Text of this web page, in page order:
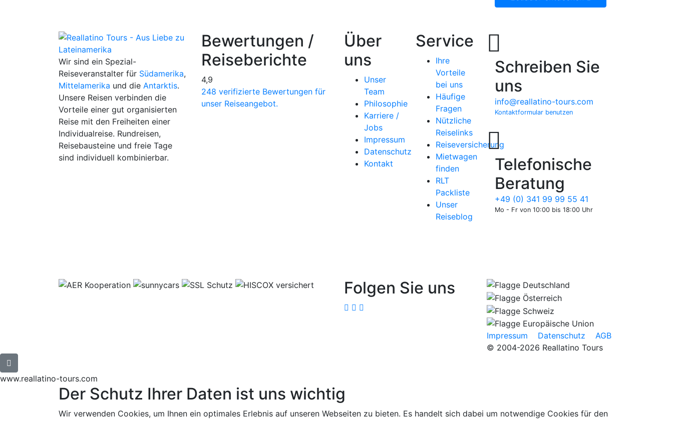
Wir sind ein Spezial-
Reiseveranstalter für Südamerika,
Mittelamerika und die Antarktis.
Unsere Reisen verbinden die
Vorteile einer gut organisierten
Reise mit den Freiheiten einer
Individualreise. Rundreisen,
Reisebausteine und freie Tage
sind individuell kombinierbar.
Bewertungen /
Reiseberichte
4,9
248 verifizierte Bewertungen für
unser Reiseangebot.
Über
uns
Unser
Team
Philosophie
Karriere /
Jobs
Impressum
Datenschutz
Kontakt
Service
Ihre
Vorteile
bei uns
Häufige
Fragen
Nützliche
Reiselinks
Reiseversicherung
Mietwagen
finden
RLT
Packliste
Unser
Reiseblog
Schreiben Sie
uns
info@reallatino-tours.com
Kontaktformular benutzen
Telefonische
Beratung
+49 (0) 341 99 99 55 41
Mo - Fr von 10:00 bis 18:00 Uhr
Folgen Sie uns
Impressum Datenschutz
AGB
© 2004-2026 Reallatino Tours
www.reallatino-tours.com
Der Schutz Ihrer Daten ist uns wichtig
Wir verwenden Cookies, um Ihnen ein optimales Erlebnis auf unseren Webseiten zu bieten. Es handelt sich dabei um notwendige Cookies für den